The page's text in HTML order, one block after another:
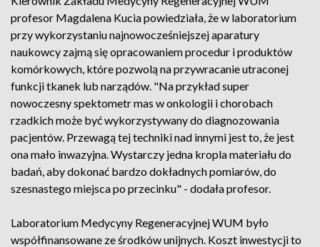
profesor Magdalena Kucia powiedziała, że w laboratorium
przy wykorzystaniu najnowocześniejszej aparatury
naukowcy zajmą się opracowaniem procedur i produktów
komórkowych, które pozwolą na przywracanie utraconej
funkcji tkanek lub narządów. "Na przykład super
nowoczesny spektometr mas w onkologii i chorobach
rzadkich może być wykorzystywany do diagnozowania
pacjentów. Przewagą tej techniki nad innymi jest to, że jest
ona mało inwazyjna. Wystarczy jedna kropla materiału do
badań, aby dokonać bardzo dokładnych pomiarów, do
szesnastego miejsca po przecinku" - dodała profesor.
Laboratorium Medycyny Regeneracyjnej WUM było
współfinansowane ze środków unijnych. Koszt inwestycji to